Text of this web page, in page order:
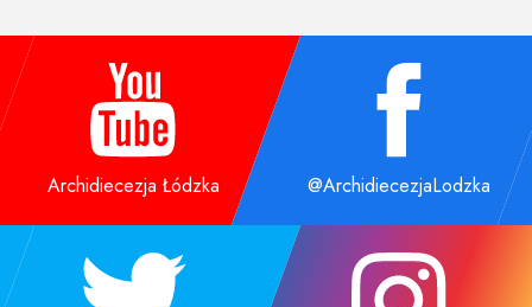
Archidiecezja Łódzka @ArchidiecezjaLodzka